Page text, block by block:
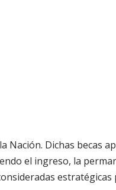
Nación. Dichas becas
el ingreso, la